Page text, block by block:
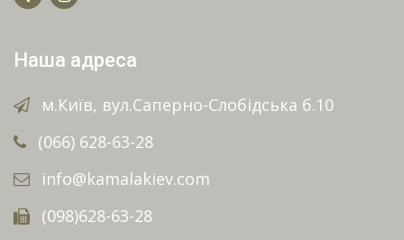
Наша адреса
м.Київ, вул.Саперно-Слобідська б.10
(066) 628-63-28
info@kamalakiev.com
(098)628-63-28